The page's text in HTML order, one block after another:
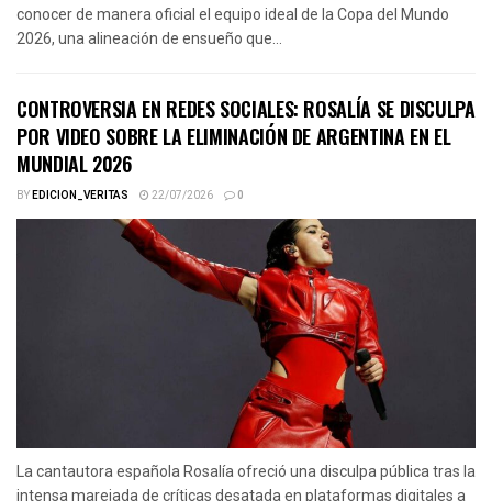
conocer de manera oficial el equipo ideal de la Copa del Mundo
2026, una alineación de ensueño que...
CONTROVERSIA EN REDES SOCIALES: ROSALÍA SE DISCULPA
POR VIDEO SOBRE LA ELIMINACIÓN DE ARGENTINA EN EL
MUNDIAL 2026
BYEDICION_VERITAS 22/07/2026 0
La cantautora española Rosalía ofreció una disculpa pública tras la
intensa marejada de críticas desatada en plataformas digitales a